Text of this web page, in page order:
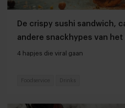
De crispy sushi sandwich,
andere snackhypes van
4 hapjes die viral gaan
Foodservice Drinks